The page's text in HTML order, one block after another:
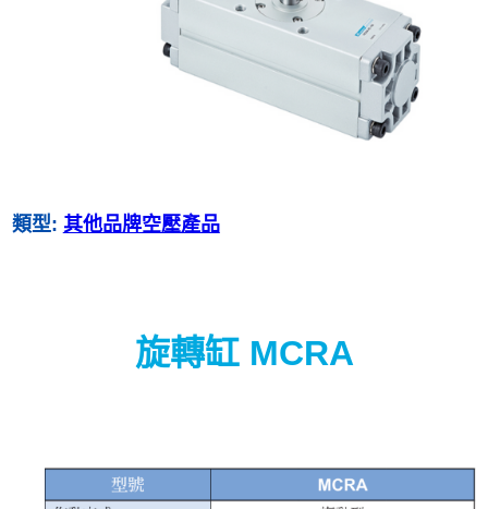
類型: 其他品牌空壓產品
旋轉缸 MCRA